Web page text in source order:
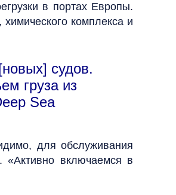
в портах Европы.
комплекса и
судов.
груза из
Sea
для обслуживания
«Активно включаемся в